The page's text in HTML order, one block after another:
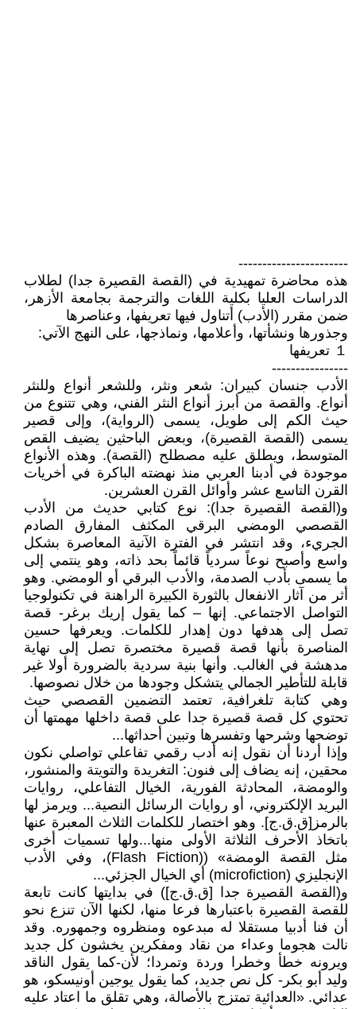
-----------------------
هذه محاضرة تمهيدية في (القصة القصيرة جدا) لطلاب
الدراسات العليا بكلية اللغات والترجمة بجامعة الأزهر،
ضمن مقرر (الأدب) أتناول فيها تعريفها، وعناصرها
وجذورها ونشأتها، وأعلامها، ونماذجها، على النهج الآتي:
１ تعريفها
----------------
الأدب جنسان كبيران: شعر ونثر، وللشعر أنواع وللنثر
أنواع. والقصة من أبرز أنواع النثر الفني، وهي تتنوع من
حيث الكم إلى طويل، يسمى (الرواية)، وإلى قصير
يسمى (القصة القصيرة)، وبعض الباحثين يضيف القص
المتوسط، ويطلق عليه مصطلح (القصة). وهذه الأنواع
موجودة في أدبنا العربي منذ نهضته الباكرة في أخريات
القرن التاسع عشر وأوائل القرن العشرين.
و(القصة القصيرة جدا): نوع كتابي حديث من الأدب
القصصي الومضي البرقي المكثف المفارق الصادم
الجريء، وقد انتشر في الفترة الآنية المعاصرة بشكل
واسع وأصبح نوعاً سردياً قائماً بحد ذاته، وهو ينتمي إلى
ما يسمى بأدب الصدمة، والأدب البرقي أو الومضي. وهو
أثر من آثار الانفعال بالثورة الكبيرة الراهنة في تكنولوجيا
التواصل الاجتماعي. إنها – كما يقول إريك برغر- قصة
تصل إلى هدفها دون إهدار للكلمات. ويعرفها حسين
المناصرة بأنها قصة قصيرة مختصرة تصل إلى نهاية
مدهشة في الغالب. وأنها بنية سردية بالضرورة أولا غير
قابلة للتأطير الجمالي يتشكل وجودها من خلال نصوصها.
وهي كتابة تلغرافية، تعتمد التضمين القصصي حيث
تحتوي كل قصة قصيرة جدا على قصة داخلها مهمتها أن
توضحها وشرحها وتفسرها وتبين أحداثها...
وإذا أردنا أن نقول إنه أدب رقمي تفاعلي تواصلي نكون
محقين، إنه يضاف إلى فنون: التغريدة والتويتة والمنشور،
والومضة، المحادثة الفورية، الخيال التفاعلي، روايات
البريد الإلكتروني، أو روايات الرسائل النصية... ويرمز لها
بالرمز[ق.ق.ج]. وهو اختصار للكلمات الثلاث المعبرة عنها
باتخاذ الأحرف الثلاثة الأولى منها...ولها تسميات أخرى
مثل القصة الومضة» ((Flash Fiction)، وفي الأدب
الإنجليزي (microfiction) أي الخيال الجزئي...
و(القصة القصيرة جدا [ق.ق.ج]) في بدايتها كانت تابعة
للقصة القصيرة باعتبارها فرعا منها، لكنها الآن تنزع نحو
أن فنا أدبيا مستقلا له مبدعوه ومنظروه وجمهوره. وقد
نالت هجوما وعداء من نقاد ومفكرين يخشون كل جديد
ويرونه خطأ وخطرا وردة وتمردا؛ لأن-كما يقول الناقد
وليد أبو بكر- كل نص جديد، كما يقول يوجين أونيسكو، هو
عدائي. «العدائية تمتزج بالأصالة، وهي تقلق ما اعتاد عليه